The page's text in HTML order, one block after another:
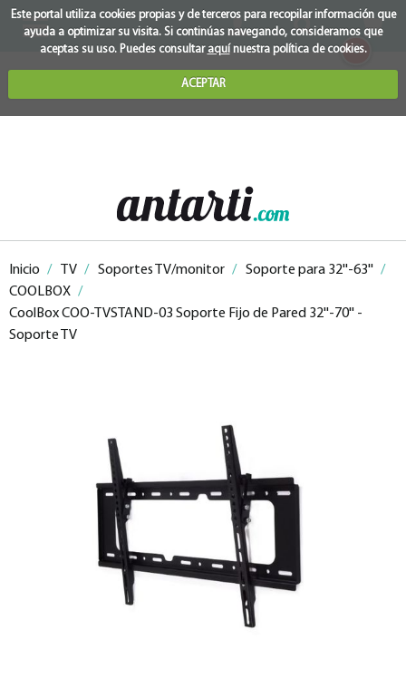
Este portal utiliza cookies propias y de terceros para recopilar información que
ayuda a optimizar su visita. Si continúas navegando, consideramos que
aceptas su uso. Puedes consultar aquínuestra política de cookies.
ACEPTAR
0
Inicio / TV / Soportes TV/monitor / Soporte para 32''-63'' /
COOLBOX /
CoolBox COO-TVSTAND-03 Soporte Fijo de Pared 32''-70'' -
Soporte TV